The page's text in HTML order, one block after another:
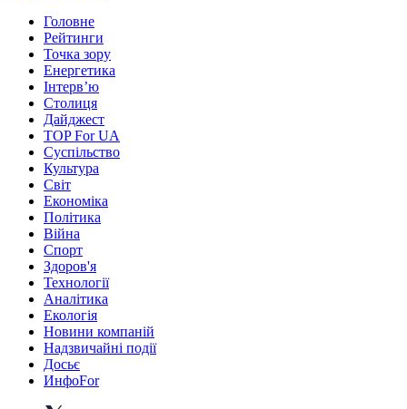
Головне
Рейтинги
Точка зору
Енергетика
Інтерв’ю
Столиця
Дайджест
TOP For UA
Суспiльство
Культура
Світ
Економіка
Політика
Війна
Спорт
Здоров'я
Технології
Аналітика
Екологія
Новини компаній
Надзвичайні події
Досьє
ИнфоFor